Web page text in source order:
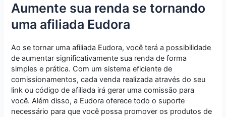
Aumente sua renda se tornando
uma afiliada Eudora
Ao se tornar uma afiliada Eudora, você terá a possibilidade
de aumentar significativamente sua renda de forma
simples e prática. Com um sistema eficiente de
comissionamentos, cada venda realizada através do seu
link ou código de afiliada irá gerar uma comissão para
você. Além disso, a Eudora oferece todo o suporte
necessário para que você possa promover os produtos de